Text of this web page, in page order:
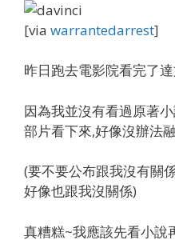
[via warrantedarrest]
昨日跑去電影院看完了
因為我並沒有看過原著
部片看下來,好像沒辦法
(要不要公布跟我沒有關
好像也跟我沒關係)
真糟糕~我應該先看小說